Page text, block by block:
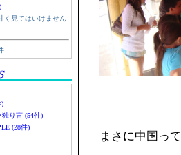
く見てはいけません
)
り言 (54件)
(28件)
まさに中国っ